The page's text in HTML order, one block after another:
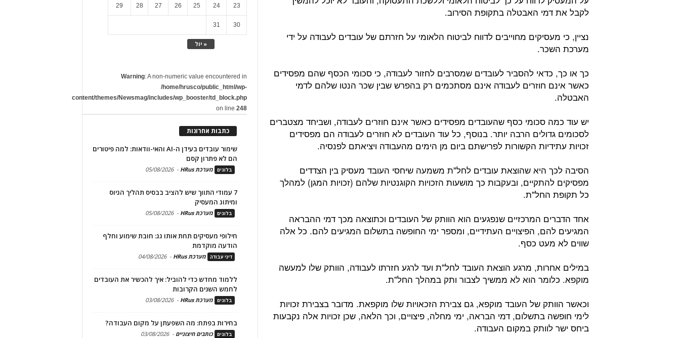
לקבל את דמי האבטלה בתקופת הסירוב.
נציין, כי מעסיקים מחוייבים לדווח לביטוח הלאומי על חזרתם של עובדים לעבודה על ידי
מערכת השכר.
כך או כך, כדאי להסביר לעובדים שמסרבים לחזור לעבודה, כי סכומי הכסף שהם מפסידים
כאשר אינם חוזרים לעבודה אינם מסתכמים רק בהפרש שבין שכר הנטו שלהם לדמי
האבטלה.
יש עוד כמה סכומי כסף שהעובדים מפסידים כאשר אינם חוזרים לעבודה, ושביחד מצטברים
לסכומים גדולים הרבה יותר. בנוסף, כל עוד העובדים לא חוזרים לעבודה הם מפסידים
זכויות עתידיות הקשורות לפרישתם ביום מן הימים מהעבודה ויציאתם לפנסיה.
הסיבה לכך היא שהוצאת עובדים לחל"ת משמעה שיחסי העובד מעסיק בין הצדדים
מפסיקים להתקיים, ובעקבות כך מושעות הזכויות הקוגנטיות שלהם (זכויות המגן) למהלך
כל תקופת החל"ת.
אחד הדברים המרכזיים שנפגעים הוא הוותק של העובדים וכתוצאה מכך דמי ההבראה
המגיעים להם, הפיצויים העתידיים, ומספר ימי החופשה בתשלום המגיעים להם. כל אלה
שווים לא מעט כסף.
במילים אחרות, מרגע הוצאת העובד לחל"ת ועד לרגע חזרתו לעבודה, הוותק שלו למעשה
מוקפא. כלומר הוא לא ממשיך לצבור ותק במהלך החל"ת.
וכאשר הוותק של העובד מוקפא, גם צבירת הזכאויות שלו מוקפאת. מדובר בצבירת זכויות
לימי חופשה בתשלום, דמי הבראה, ימי מחלה, פיצויים, וכך הלאה, שכן זכויות אלה נקבעות
ביחס ישר לוותק במקום העבודה.
« יול
23
24
25
26
27
28
29
30
31
Warning: A non-numeric value encountered in
/home/hrusco/public_html/wp-
content/themes/Newsmag/includes/wp_booster/td_block.php
on line248
כתבות אחרונות
שימור עובדים בעידן ה-AI והאי-וודאות: למה פיטורים
הם לא פתרון קסם
בלוגים מערכת HRus -
05/08/2026
7 עמודי התווך שיש להציב בבסיס תהליך הגיוס
ומיתוג המעסיק
בלוגים מערכת HRus -
05/08/2026
חילופי מעסיקים תחת אותו גג: חובת שימוע וחלף
הודעה מוקדמת
דיני עבודה מערכת HRus -
04/08/2026
ללמוד מחדש כדי להוביל: איך להכשיר את העובדים
לחמש השנים הקרובות
בלוגים מערכת HRus -
03/08/2026
בחירות בפתח: מה השפעתן על מקום העבודה?
בלוגים כותבים חיצוניים -
03/08/2026